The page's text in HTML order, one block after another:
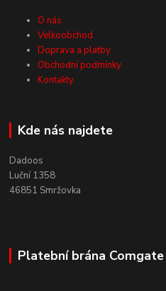
O nás
Velkoobchod
Doprava a platby
Obchodní podmínky
Kontakty
Kde nás najdete
Dadoos
Luční 1358
46851 Smržovka
Platební brána Comgate